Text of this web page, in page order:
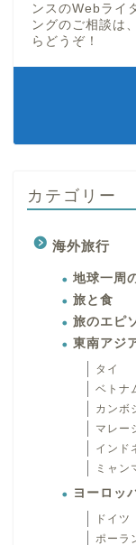
ンスのWebライ
ングのご相談は
らどうぞ！
カテゴリー
海外旅行
地球一周
旅と食
旅のエピ
東南アジ
タイ
ベトナ
カンボ
マレー
インド
ミャン
ヨーロッ
ドイツ
ポーラ